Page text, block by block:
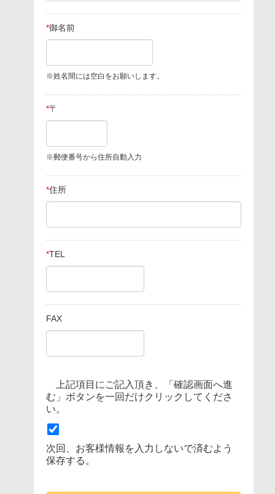
*御名前
※姓名間には空白をお願いします。
*〒
※郵便番号から住所自動入力
*住所
*TEL
FAX
上記項目にご記入頂き、「確認画面へ進
む」ボタンを一回だけクリックしてくださ
い。
次回、お客様情報を入力しないで済むよう
保存する。